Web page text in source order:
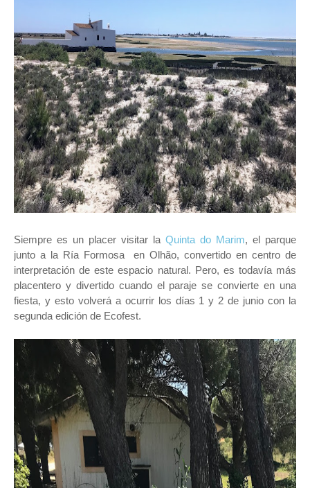
Siempre es un placer visitar la Quinta do Marim, el parque
junto a la Ría Formosa en Olhão, convertido en centro de
interpretación de este espacio natural. Pero, es todavía más
placentero y divertido cuando el paraje se convierte en una
fiesta, y esto volverá a ocurrir los días 1 y 2 de junio con la
segunda edición de Ecofest.